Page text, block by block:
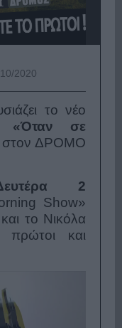
2020
το νέο
«Όταν σε
στον ΔΡΟΜΟ
2
Show»
το Νικόλα
και